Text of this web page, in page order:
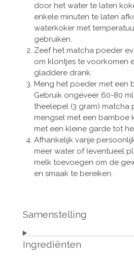
door het water te laten
enkele minuten te laten
waterkoker met
gebruiken.
Zeef het matcha poeder
om klontjes te voorkomen
gladdere drank.
Meng het poeder met een
Gebruik ongeveer 60-80
theelepel (3 gram) matcha
mengsel met een bamboe
met een kleine garde tot
Afhankelijk vanje
meer water of (eventueel
melk toevoegen om de
en smaak te bereiken.
Samenstelling
Ingrediënten